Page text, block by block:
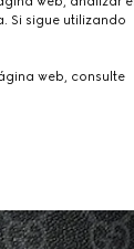
Si sigue utilizando
web, consulte